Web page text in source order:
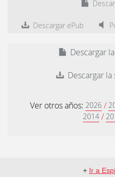
Descargar ePub
Descargar
Descargar
Ver otros años: 2026 /
2014 /
+ Ir a